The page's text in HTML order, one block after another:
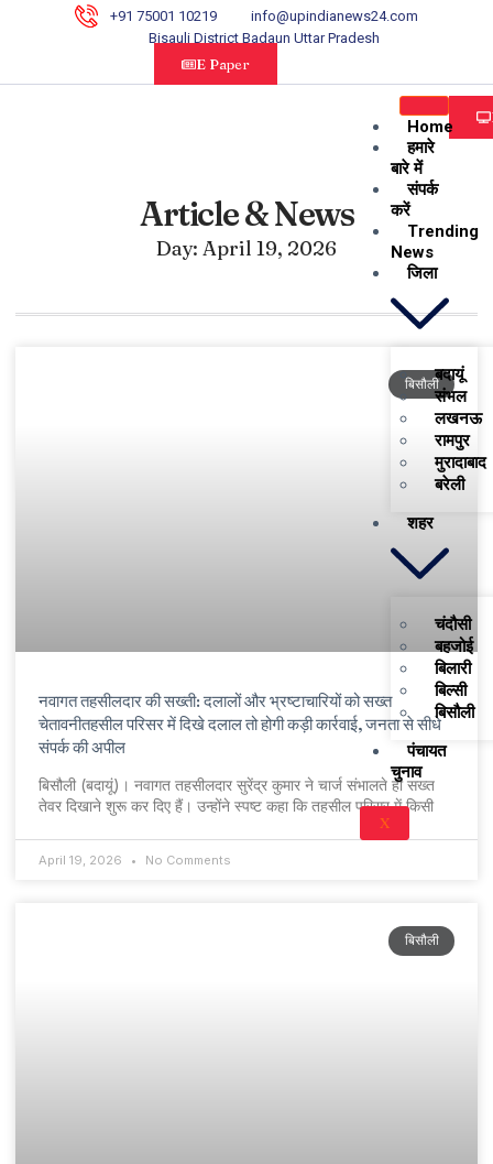
+91 75001 10219
info@upindianews24.com
Bisauli District Badaun Uttar Pradesh
E Paper
Home
हमारे
बारे में
संपर्क
करें
Trending
News
जिला
बदायूं
संभल
लखनऊ
रामपुर
मुरादाबाद
बरेली
शहर
चंदौसी
बहजोई
बिलारी
बिल्सी
बिसौली
पंचायत
चुनाव
X
Article & News
Day: April 19, 2026
बिसौली
नवागत तहसीलदार की सख्ती: दलालों और भ्रष्टाचारियों को सख्त
चेतावनीतहसील परिसर में दिखे दलाल तो होगी कड़ी कार्रवाई, जनता से सीधे
संपर्क की अपील
बिसौली (बदायूं)। नवागत तहसीलदार सुरेंद्र कुमार ने चार्ज संभालते ही सख्त
तेवर दिखाने शुरू कर दिए हैं। उन्होंने स्पष्ट कहा कि तहसील परिसर में किसी
April 19, 2026 No Comments
बिसौली